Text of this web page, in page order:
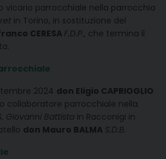
vicario parrocchiale nella parrocchia
in Torino, in sostituzione del
CERESA F.D.P. , che termina il
2024 don Eligio CAPRIOGLIO
collaboratore parrocchiale nella
Giovanni Battista in Racconigi in
don Mauro BALMA S.D.B.